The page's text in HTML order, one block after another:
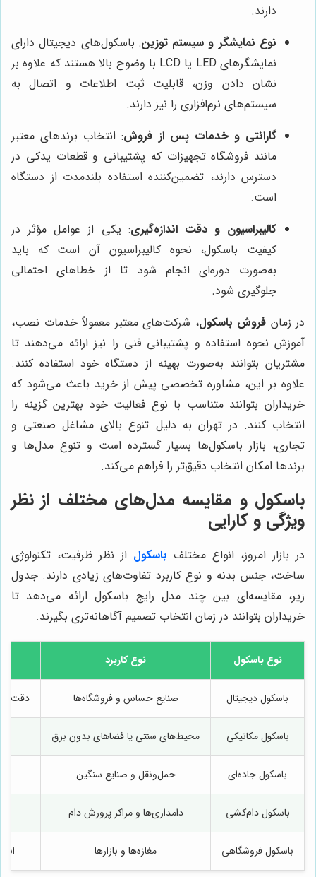
دارند.
نوع نمایشگر و سیستم توزین: باسکول‌های دیجیتال دارای
نمایشگرهای LED یا LCD با وضوح بالا هستند که علاوه بر
نشان دادن وزن، قابلیت ثبت اطلاعات و اتصال به
سیستم‌های نرم‌افزاری را نیز دارند.
گارانتی و خدمات پس از فروش: انتخاب برندهای معتبر
مانند فروشگاه تجهیزات که پشتیبانی و قطعات یدکی در
دسترس دارند، تضمین‌کننده استفاده بلندمدت از دستگاه
است.
کالیبراسیون و دقت اندازه‌گیری: یکی از عوامل مؤثر در
کیفیت باسکول، نحوه کالیبراسیون آن است که باید
به‌صورت دوره‌ای انجام شود تا از خطاهای احتمالی
جلوگیری شود.
در زمان فروش باسکول، شرکت‌های معتبر معمولاً خدمات نصب،
آموزش نحوه استفاده و پشتیبانی فنی را نیز ارائه می‌دهند تا
مشتریان بتوانند به‌صورت بهینه از دستگاه خود استفاده کنند.
علاوه بر این، مشاوره تخصصی پیش از خرید باعث می‌شود که
خریداران بتوانند متناسب با نوع فعالیت خود بهترین گزینه را
انتخاب کنند. در تهران به دلیل تنوع بالای مشاغل صنعتی و
تجاری، بازار باسکول‌ها بسیار گسترده است و تنوع مدل‌ها و
برندها امکان انتخاب دقیق‌تر را فراهم می‌کند.
باسکول و مقایسه مدل‌های مختلف از نظر
ویژگی و کارایی
در بازار امروز، انواع مختلف باسکول از نظر ظرفیت، تکنولوژی
ساخت، جنس بدنه و نوع کاربرد تفاوت‌های زیادی دارند. جدول
زیر، مقایسه‌ای بین چند مدل رایج باسکول ارائه می‌دهد تا
خریداران بتوانند در زمان انتخاب تصمیم آگاهانه‌تری بگیرند.
نوع باسکول نوع کاربرد
باسکول دیجیتال صنایع حساس و فروشگاه‌ها دقت
باسکول مکانیکی محیط‌های سنتی یا فضاهای بدون برق
باسکول جاده‌ای حمل‌ونقل و صنایع سنگین
باسکول دام‌کشی دامداری‌ها و مراکز پرورش دام
باسکول فروشگاهی مغازه‌ها و بازارها